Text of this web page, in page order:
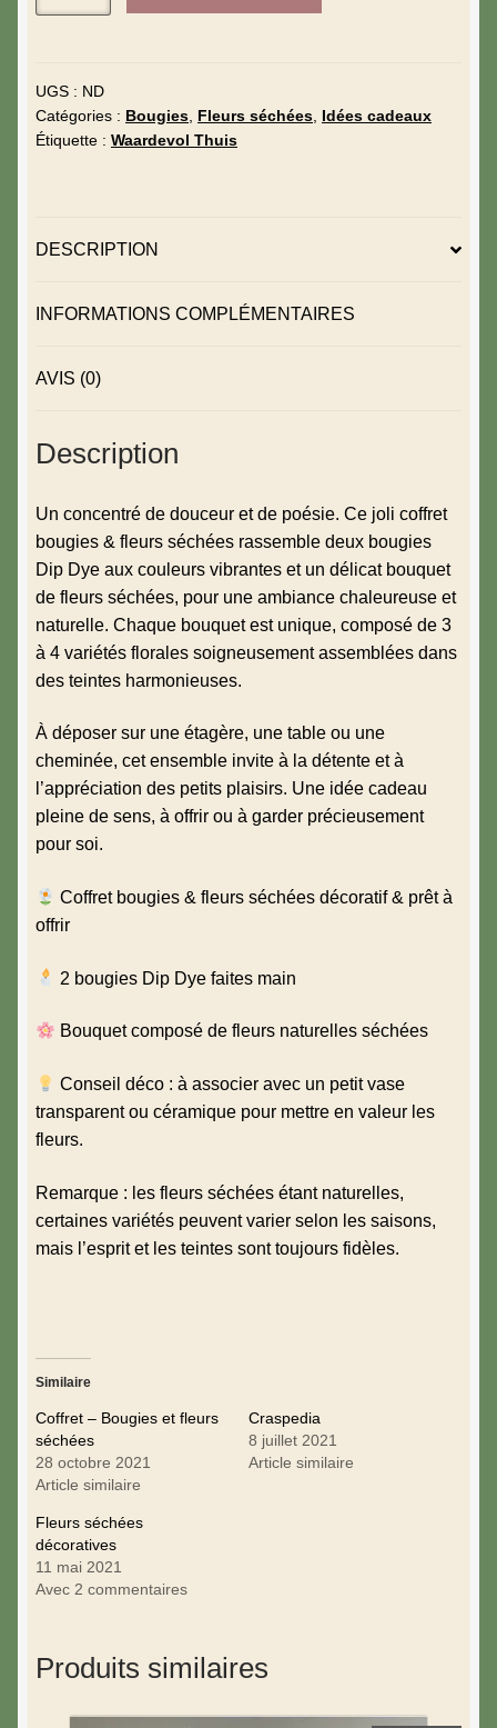
UGS : ND
Catégories : Bougies, Fleurs séchées, Idées cadeaux
Étiquette : Waardevol Thuis
DESCRIPTION
INFORMATIONS COMPLÉMENTAIRES
AVIS (0)
Description
Un concentré de douceur et de poésie. Ce joli coffret
bougies & fleurs séchées rassemble deux bougies
Dip Dye aux couleurs vibrantes et un délicat bouquet
de fleurs séchées, pour une ambiance chaleureuse et
naturelle. Chaque bouquet est unique, composé de 3
à 4 variétés florales soigneusement assemblées dans
des teintes harmonieuses.
À déposer sur une étagère, une table ou une
cheminée, cet ensemble invite à la détente et à
l’appréciation des petits plaisirs. Une idée cadeau
pleine de sens, à offrir ou à garder précieusement
pour soi.
Coffret bougies & fleurs séchées décoratif & prêt à
offrir
2 bougies Dip Dye faites main
Bouquet composé de fleurs naturelles séchées
Conseil déco : à associer avec un petit vase
transparent ou céramique pour mettre en valeur les
fleurs.
Remarque : les fleurs séchées étant naturelles,
certaines variétés peuvent varier selon les saisons,
mais l’esprit et les teintes sont toujours fidèles.
Similaire
Coffret – Bougies et fleurs
séchées
28 octobre 2021
Article similaire
Craspedia
8 juillet 2021
Article similaire
Fleurs séchées
décoratives
11 mai 2021
Avec 2 commentaires
Produits similaires